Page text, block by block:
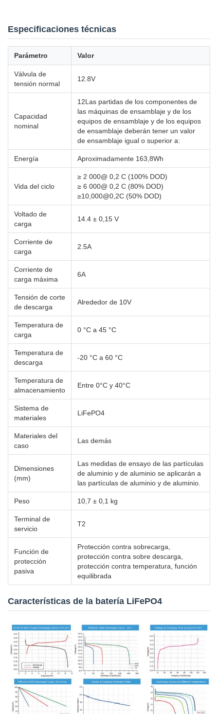
Especificaciones técnicas
Parámetro Valor
Válvula de
tensión normal
12.8V
Capacidad
nominal
12Las partidas de los componentes de
las máquinas de ensamblaje y de los
equipos de ensamblaje y de los equipos
de ensamblaje deberán tener un valor
de ensamblaje igual o superior a:
Energía Aproximadamente 163,8Wh
Vida del ciclo
≥ 2 000@ 0,2 C (100% DOD)
≥ 6 000@ 0,2 C (80% DOD)
≥10,000@0,2C (50% DOD)
Voltado de
carga
14.4 ± 0,15 V
Corriente de
carga
2.5A
Corriente de
carga máxima
6A
Tensión de corte
de descarga
Alrededor de 10V
Temperatura de
carga
0 °C a 45 °C
Temperatura de
descarga
-20 °C a 60 °C
Temperatura de
almacenamiento
Entre 0°C y 40°C
Sistema de
materiales
LiFePO4
Materiales del
caso
Las demás
Dimensiones
(mm)
Las medidas de ensayo de las partículas
de aluminio y de aluminio se aplicarán a
las partículas de aluminio y de aluminio.
Peso 10,7 ± 0,1 kg
Terminal de
servicio
T2
Función de
protección
pasiva
Protección contra sobrecarga,
protección contra sobre descarga,
protección contra temperatura, función
equilibrada
Características de la batería LiFePO4